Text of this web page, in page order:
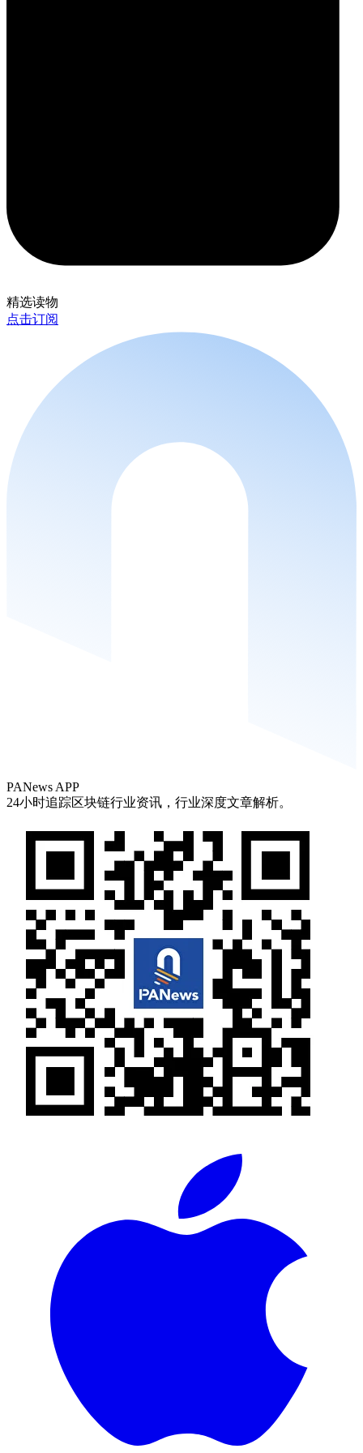
精选读物
点击订阅
PANews APP
24小时追踪区块链行业资讯，行业深度文章解析。